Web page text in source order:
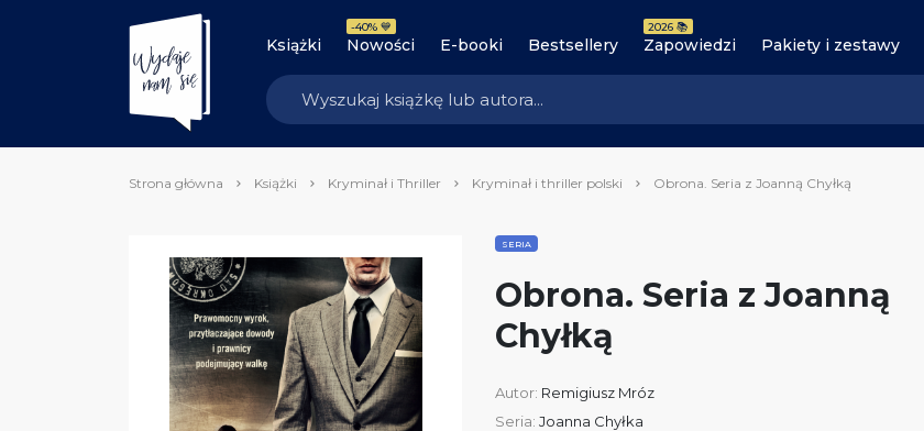
Książki Nowości
-40% 💙
E-booki Bestsellery Zapowiedzi
2026 📚
Pakiety i zestawy
Strona główna Książki Kryminał i Thriller Kryminał i thriller polski Obrona. Seria z Joanną Chyłką
SERIA
Obrona. Seria z Joanną
Chyłką
Autor: Remigiusz Mróz
Seria: Joanna Chyłka